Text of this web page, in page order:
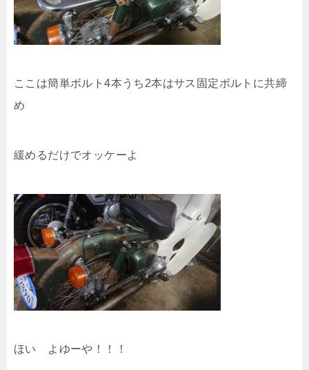
ここは簡単ボルト4本うち2本はサス固定ボルトに共締
め
緩めるだけでオッケーよ
ほい よゆーや！！！